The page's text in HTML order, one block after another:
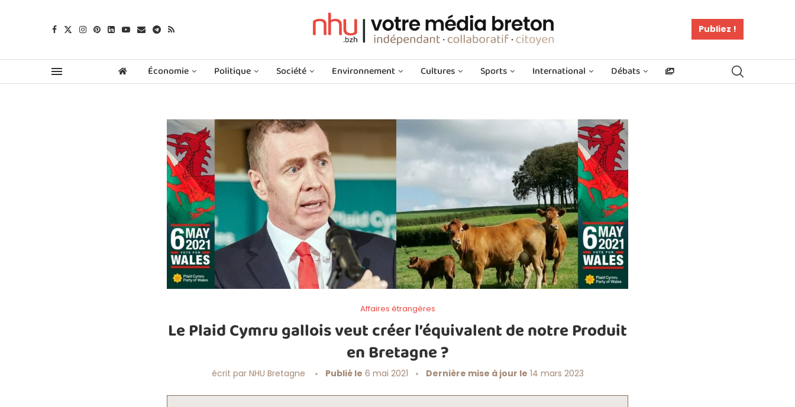
Publiez !
Économie Politique Société Environnement Cultures Sports International Débats
Affaires étrangères
Le Plaid Cymru gallois veut créer l’équivalent de notre Produit
en Bretagne ?
écrit par NHU Bretagne Publié le 6 mai 2021 Dernière mise à jour le 14 mars 2023